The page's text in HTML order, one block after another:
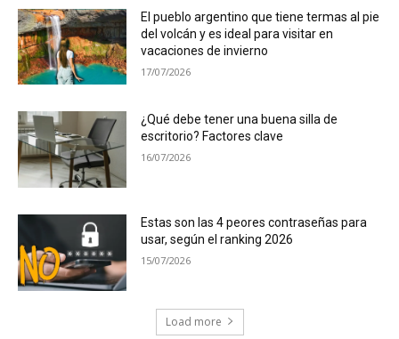
El pueblo argentino que tiene termas al pie
del volcán y es ideal para visitar en
vacaciones de invierno
17/07/2026
¿Qué debe tener una buena silla de
escritorio? Factores clave
16/07/2026
Estas son las 4 peores contraseñas para
usar, según el ranking 2026
15/07/2026
Load more